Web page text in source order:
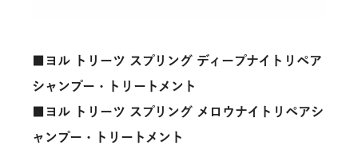
■ヨル トリーツ スプリング ディープナイトリペア
シャンプー・トリートメント
■ヨル トリーツ スプリング メロウナイトリペアシ
ャンプー・トリートメント